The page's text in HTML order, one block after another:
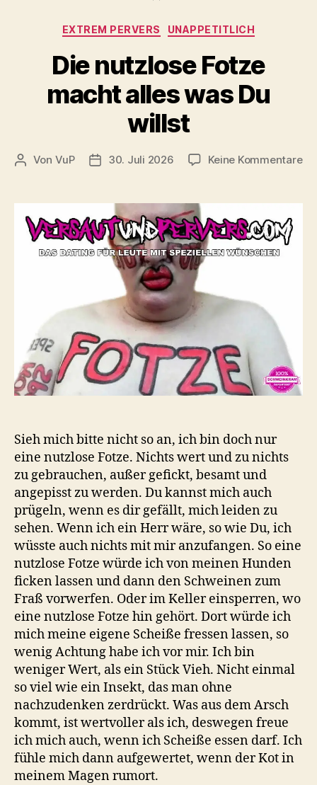
Kategorien
EXTREM PERVERS UNAPPETITLICH
Die nutzlose Fotze
macht alles was Du
willst
Beitragsautor
Von VuP Veröffentlichungsdatum
30. Juli 2026 Keine Kommentarezu
Sieh mich bitte nicht so an, ich bin doch nur
eine nutzlose Fotze. Nichts wert und zu nichts
zu gebrauchen, außer gefickt, besamt und
angepisst zu werden. Du kannst mich auch
prügeln, wenn es dir gefällt, mich leiden zu
sehen. Wenn ich ein Herr wäre, so wie Du, ich
wüsste auch nichts mit mir anzufangen. So eine
nutzlose Fotze würde ich von meinen Hunden
ficken lassen und dann den Schweinen zum
Fraß vorwerfen. Oder im Keller einsperren, wo
eine nutzlose Fotze hin gehört. Dort würde ich
mich meine eigene Scheiße fressen lassen, so
wenig Achtung habe ich vor mir. Ich bin
weniger Wert, als ein Stück Vieh. Nicht einmal
so viel wie ein Insekt, das man ohne
nachzudenken zerdrückt. Was aus dem Arsch
kommt, ist wertvoller als ich, deswegen freue
ich mich auch, wenn ich Scheiße essen darf. Ich
fühle mich dann aufgewertet, wenn der Kot in
meinem Magen rumort.